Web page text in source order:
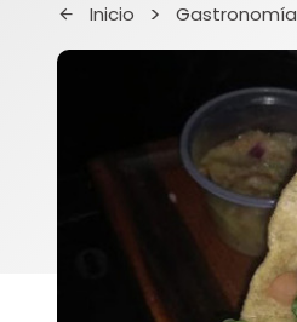
Inicio Gastronomía